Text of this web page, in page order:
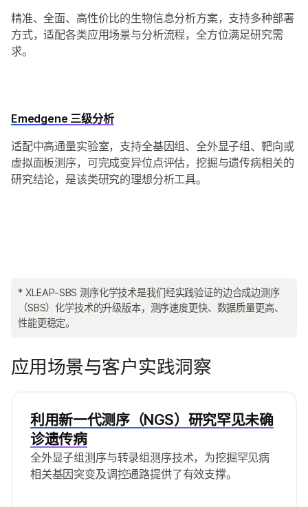
精准、全面、高性价比的生物信息分析方案，支持多种部署
方式，适配各类应用场景与分析流程，全方位满足研究需
求。
Emedgene 三级分析
适配中高通量实验室，支持全基因组、全外显子组、靶向或
虚拟面板测序，可完成变异位点评估，挖掘与遗传病相关的
研究结论，是该类研究的理想分析工具。
* XLEAP-SBS 测序化学技术是我们经实践验证的边合成边测序
（SBS）化学技术的升级版本，测序速度更快、数据质量更高、
性能更稳定。
应用场景与客户实践洞察
利用新一代测序（NGS）研究罕见未确
诊遗传病
全外显子组测序与转录组测序技术，为挖掘罕见病
相关基因突变及调控通路提供了有效支撑。